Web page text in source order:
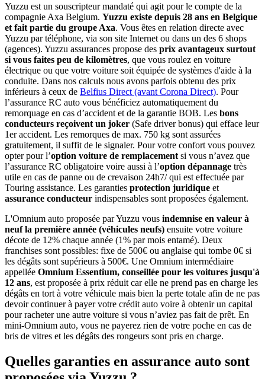
Yuzzu est un souscripteur mandaté qui agit pour le compte de la
compagnie Axa Belgium. Yuzzu existe depuis 28 ans en Belgique
et fait partie du groupe Axa. Vous êtes en relation directe avec
Yuzzu par téléphone, via son site Internet ou dans un des 6 shops
(agences). Yuzzu assurances propose des prix avantageux surtout
si vous faites peu de kilomètres, que vous roulez en voiture
électrique ou que votre voiture soit équipée de systèmes d'aide à la
conduite. Dans nos calculs nous avons parfois obtenu des prix
inférieurs à ceux de Belfius Direct (avant Corona Direct). Pour
l’assurance RC auto vous bénéficiez automatiquement du
remorquage en cas d’accident et de la garantie BOB. Les bons
conducteurs reçoivent un joker (Safe driver bonus) qui efface leur
1er accident. Les remorques de max. 750 kg sont assurées
gratuitement, il suffit de le signaler. Pour votre confort vous pouvez
opter pour l’option voiture de remplacement si vous n’avez que
l’assurance RC obligatoire voire aussi à l’option dépannage très
utile en cas de panne ou de crevaison 24h7/ qui est effectuée par
Touring assistance. Les garanties protection juridique et
assurance conducteur indispensables sont proposées également.
L'Omnium auto proposée par Yuzzu vous indemnise en valeur à
neuf la première année (véhicules neufs) ensuite votre voiture
décote de 12% chaque année (1% par mois entamé). Deux
franchises sont possibles: fixe de 500€ ou anglaise qui tombe 0€ si
les dégâts sont supérieurs à 500€. Une Omnium intermédiaire
appellée Omnium Essentium, conseillée pour les voitures jusqu'à
12 ans, est proposée à prix réduit car elle ne prend pas en charge les
dégâts en tort à votre véhicule mais bien la perte totale afin de ne pas
devoir continuer à payer votre crédit auto voire à obtenir un capital
pour racheter une autre voiture si vous n’aviez pas fait de prêt. En
mini-Omnium auto, vous ne payerez rien de votre poche en cas de
bris de vitres et les dégâts des rongeurs sont pris en charge.
Quelles garanties en assurance auto sont